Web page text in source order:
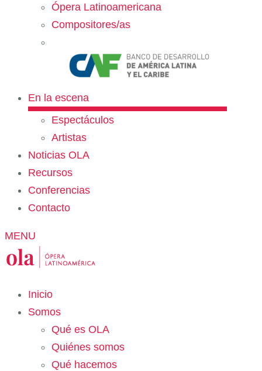
Ópera Latinoamericana
Compositores/as
En la escena
Espectáculos
Artistas
Noticias OLA
Recursos
Conferencias
Contacto
MENU
Inicio
Somos
Qué es OLA
Quiénes somos
Qué hacemos